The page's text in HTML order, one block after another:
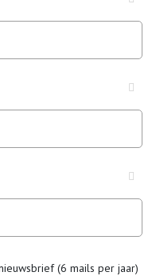
(6 mails per jaar)